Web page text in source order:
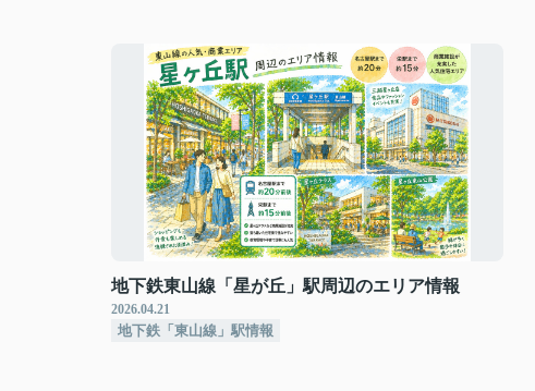
地下鉄東山線「星が丘」駅周辺のエリア情報
2026.04.21
地下鉄「東山線」駅情報